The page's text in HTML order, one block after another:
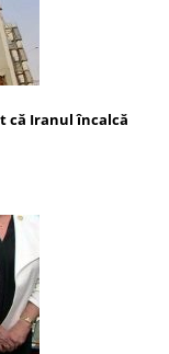
că Iranul încalcă